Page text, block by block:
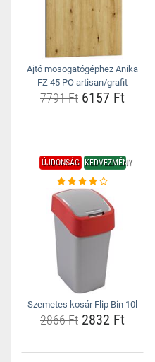
Ajtó mosogatógéphez Anika
FZ 45 PO artisan/grafit
7791 Ft 6157 Ft
ÚJDONSÁG KEDVEZMÉNY
Szemetes kosár Flip Bin 10l
2866 Ft 2832 Ft